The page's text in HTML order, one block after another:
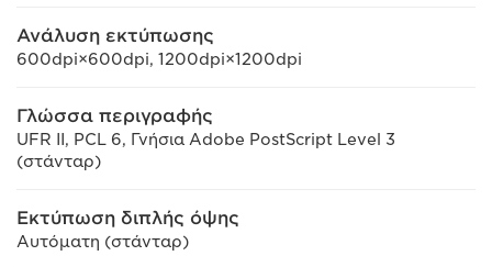
Ανάλυση εκτύπωσης
600dpi×600dpi, 1200dpi×1200dpi
Γλώσσα περιγραφής
UFR II, PCL 6, Γνήσια Adobe PostScript Level 3
(στάνταρ)
Εκτύπωση διπλής όψης
Αυτόματη (στάνταρ)